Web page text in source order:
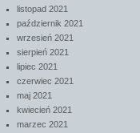
listopad 2021
październik 2021
wrzesień 2021
sierpień 2021
lipiec 2021
czerwiec 2021
maj 2021
kwiecień 2021
marzec 2021